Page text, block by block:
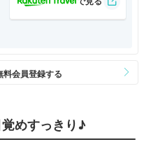
めすっきり♪